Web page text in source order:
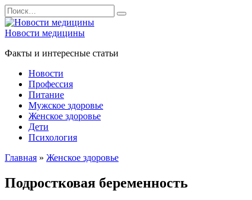
Перейти
к
содержанию
Search
for:
Новости медицины
Факты и интересные статьи
Новости
Профессия
Питание
Мужское здоровье
Женское здоровье
Дети
Психология
Главная » Женское здоровье
Подростковая беременность